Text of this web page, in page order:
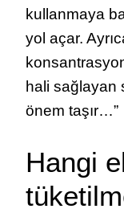
kullanmaya
yol açar.
hali sağlayan
önem taşır…”
Hangi